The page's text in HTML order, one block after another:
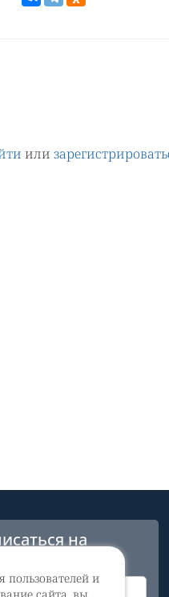
пользователей и
или
на